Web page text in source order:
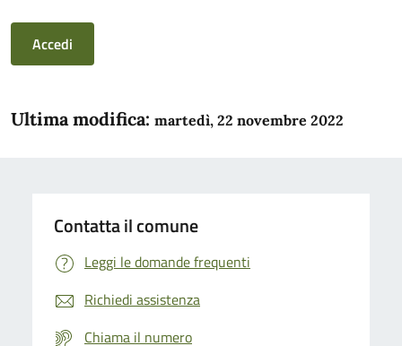
Accedi
Ultima modifica: martedì, 22 novembre 2022
Contatta il comune
Leggi le domande frequenti
Richiedi assistenza
Chiama il numero